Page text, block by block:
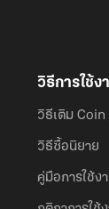
วิธีการใช้ง
วิธีเติม Coin
วิธีซื้อนิยาย
คู่มือการใช้ง